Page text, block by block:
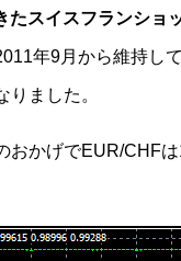
スイスフランショッ
年9月から維持し
りました。
おかげでEUR/CHF